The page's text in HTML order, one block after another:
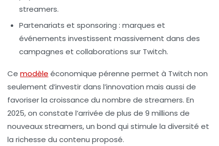
streamers.
Partenariats et sponsoring : marques et
événements investissent massivement dans des
campagnes et collaborations sur Twitch.
Ce modèle économique pérenne permet à Twitch non
seulement d’investir dans l’innovation mais aussi de
favoriser la croissance du nombre de streamers. En
2025, on constate l’arrivée de plus de 9 millions de
nouveaux streamers, un bond qui stimule la diversité et
la richesse du contenu proposé.